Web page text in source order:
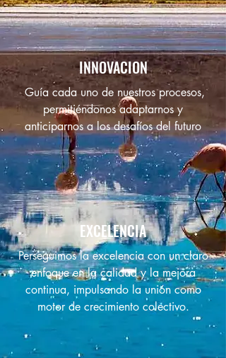
INNOVACION
Guía cada uno de nuestros procesos,
permitiéndonos adaptarnos y
anticiparnos a los desafíos del futuro
EXCELENCIA
Perseguimos la excelencia con un claro
enfoque en la calidad y la mejora
continua, impulsando la unión como
motor de crecimiento colectivo.